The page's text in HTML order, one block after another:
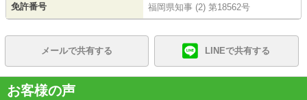
免許番号 福岡県知事 (2) 第18562号
メールで共有する LINEで共有する
お客様の声